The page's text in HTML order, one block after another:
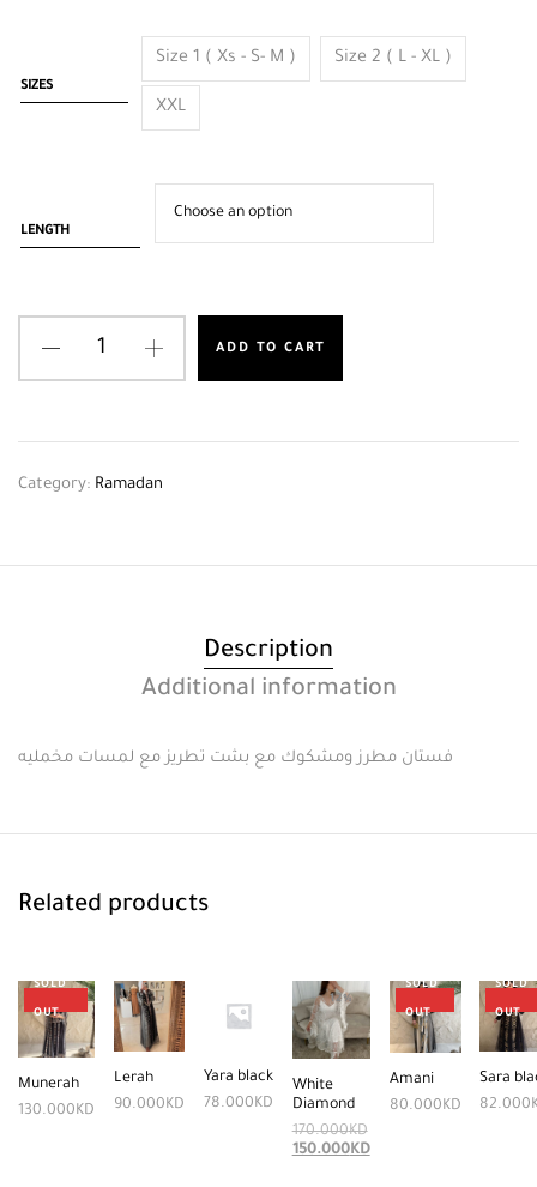
SIZES
Size 1 ( Xs - S- M ) Size 2 ( L - XL )
XXL
LENGTH
ADD TO CART
Category: Ramadan
Description
Additional information
فستان مطرز ومشكوك مع بشت تطريز مع لمسات مخمليه
Related products
SOLD
OUT
Munerah
130.000KD
Lerah
90.000KD
Yara black
78.000KD
12%
White
Diamond
170.000KD
150.000KD
SOLD
OUT
Amani
80.000KD
SOLD
OUT
Sara
82.000